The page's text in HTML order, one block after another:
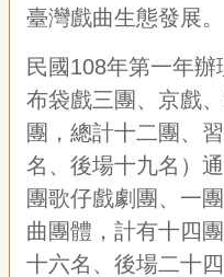
站
覽
F
a
o
臺灣戲曲生態發展。
民國108年第一年辦
布袋戲三團、京戲
團，總計十二團、
名、後場十九名）
團歌仔戲劇團、一
曲團體，計有十四
十六名、後場二十